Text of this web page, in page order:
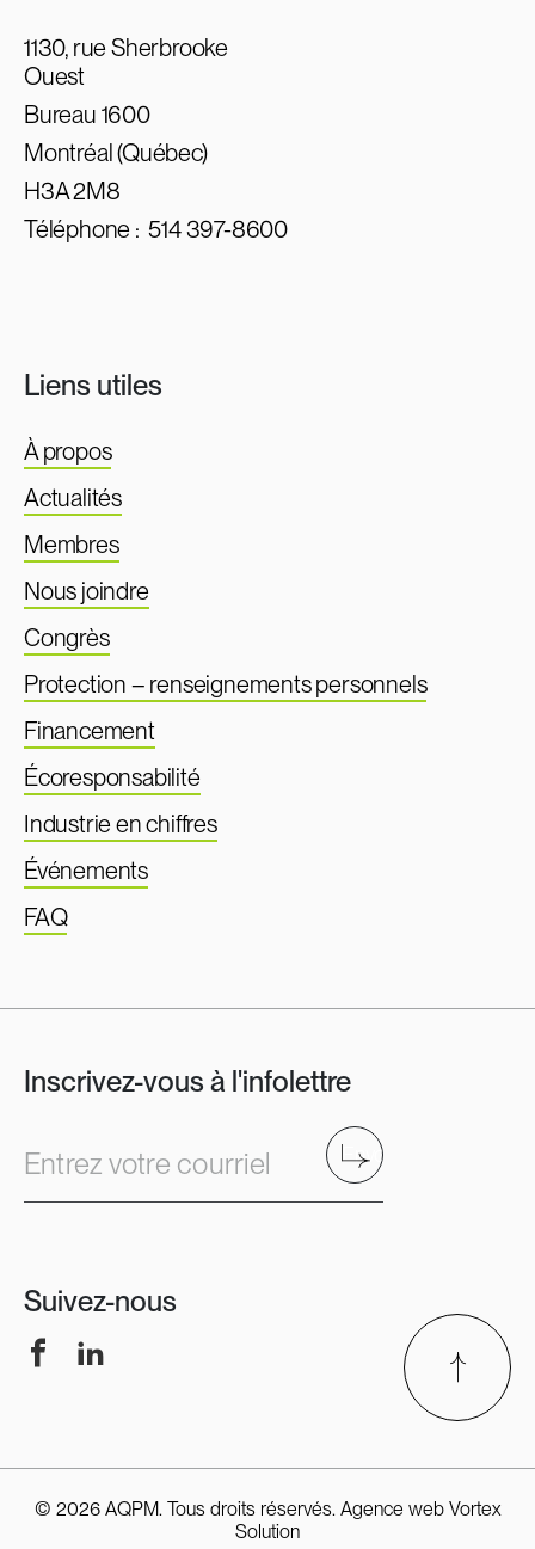
1130, rue Sherbrooke
Ouest
Bureau 1600
Montréal (Québec)
H3A 2M8
Téléphone :514 397-8600
Liens utiles
À propos
Actualités
Membres
Nous joindre
Congrès
Protection – renseignements personnels
Financement
Écoresponsabilité
Industrie en chiffres
Événements
FAQ
Inscrivez-vous à l'infolettre
Entrez votre courriel Envoyer
Suivez-nous
FacebookLinkedIn
© 2026 AQPM. Tous droits réservés. Agence web Vortex
Solution